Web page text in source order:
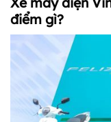
điểm gì?